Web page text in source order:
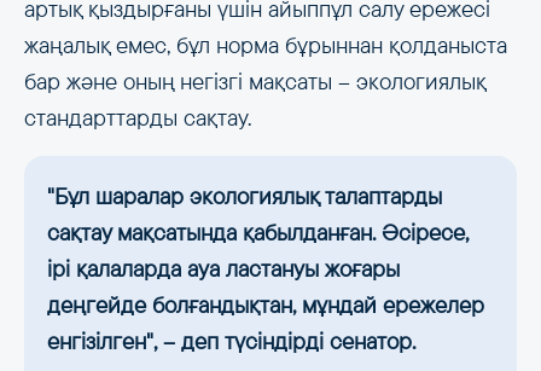
артық қыздырғаны үшін айыппұл салу ережесі
жаңалық емес, бұл норма бұрыннан қолданыста
бар және оның негізгі мақсаты – экологиялық
стандарттарды сақтау.
"Бұл шаралар экологиялық талаптарды
сақтау мақсатында қабылданған. Әсіресе,
ірі қалаларда ауа ластануы жоғары
деңгейде болғандықтан, мұндай ережелер
енгізілген", – деп түсіндірді сенатор.